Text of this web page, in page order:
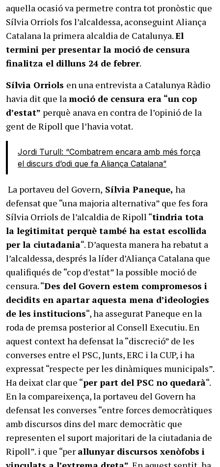
aquella ocasió va permetre contra tot pronòstic que
Sílvia Orriols fos l’alcaldessa, aconseguint Aliança
Catalana la primera alcaldia de Catalunya.El
termini per presentar la moció de censura
finalitza el dilluns 24 de febrer.
Sílvia Orriols en una entrevista a Catalunya Ràdio
havia dit que la moció de censura era “un cop
d’estat” perquè anava en contra de l’opinió de la
gent de Ripoll que l’havia votat.
Jordi Turull: “Combatrem encara amb més força
el discurs d’odi que fa Aliança Catalana”
La portaveu del Govern, Sílvia Paneque, ha
defensat que “una majoria alternativa” que fes fora
Sílvia Orriols de l’alcaldia de Ripoll “tindria tota
la legitimitat perquè també ha estat escollida
per la ciutadania“. D’aquesta manera ha rebatut a
l’alcaldessa, després la líder d’Aliança Catalana que
qualifiqués de “cop d’estat” la possible moció de
censura. “Des del Govern estem compromesos i
decidits en apartar aquesta mena d’ideologies
de les institucions“, ha assegurat Paneque en la
roda de premsa posterior al Consell Executiu. En
aquest context ha defensat la “discreció” de les
converses entre el PSC, Junts, ERC i la CUP, i ha
expressat “respecte per les dinàmiques municipals”.
Ha deixat clar que “per part del PSC no quedarà“.
En la compareixença, la portaveu del Govern ha
defensat les converses “entre forces democràtiques
amb discursos dins del marc democràtic que
representen el suport majoritari de la ciutadania de
Ripoll”. i que “per allunyar discursos xenòfobs i